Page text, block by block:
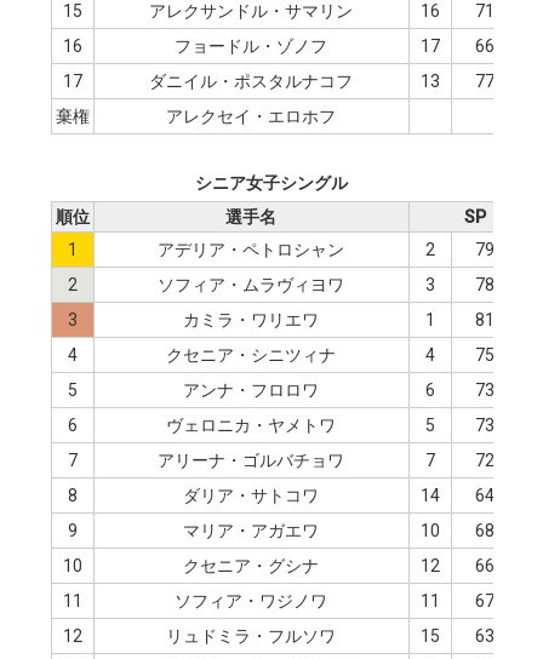
15
アレクサンドル・サマリン 16
71.95
16
フョードル・ゾノフ 17
66.78
17
ダニイル・ポスタルナコフ 13
77.54
棄権
アレクセイ・エロホフ
シニア女子シングル
順位
選手名
SP
1
アデリア・ペトロシャン 2
79.06
2
ソフィア・ムラヴィヨワ 3
78.33
3
カミラ・ワリエワ 1
81.85
4
クセニア・シニツィナ 4
75.21
5
アンナ・フロロワ 6
73.52
6
ヴェロニカ・ヤメトワ 5
73.86
7
アリーナ・ゴルバチョワ 7
72.09
8
ダリア・サトコワ 14
64.22
9
マリア・アガエワ 10
68.06
10
クセニア・グシナ 12
66.88
11
ソフィア・ワジノワ 11
67.13
12
リュドミラ・フルソワ 15
63.31